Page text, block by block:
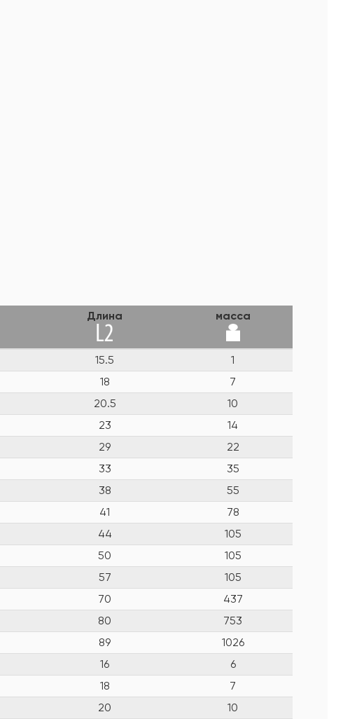
Длина масса
15.5
1
18
7
20.5
10
23
14
29
22
33
35
38
55
41
78
44
105
50
105
57
105
70
437
80
753
89
1026
16
6
18
7
20
10